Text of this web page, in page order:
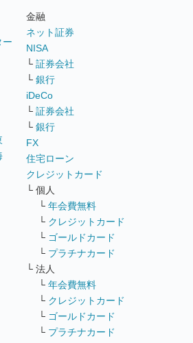
ー
金融
ネット証券
NISA
└ 証券会社
└ 銀行
iDeCo
└ 証券会社
└ 銀行
FX
住宅ローン
クレジットカード
└ 個人
└ 年会費無料
└ クレジットカード
└ ゴールドカード
└ プラチナカード
└ 法人
└ 年会費無料
└ クレジットカード
└ ゴールドカード
└ プラチナカード